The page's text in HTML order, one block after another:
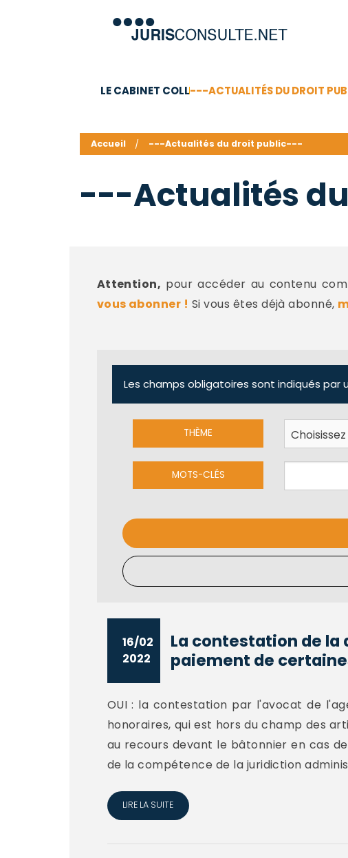
LE CABINET COLL---ACTUALITÉS DU DROIT
Accueil ---Actualités du droit public---
---Actualités
Attention, pour accéder au contenu
vous abonner ! Si vous êtes déjà abonné,
Les champs obligatoires sont indiqués par
THÈME
MOTS-CLÉS
16/02
2022
La contestation de
paiement de
OUI : la contestation par l'avocat de
honoraires, qui est hors du champ des
au recours devant le bâtonnier en cas
de la compétence de la juridiction
LIRE LA SUITE